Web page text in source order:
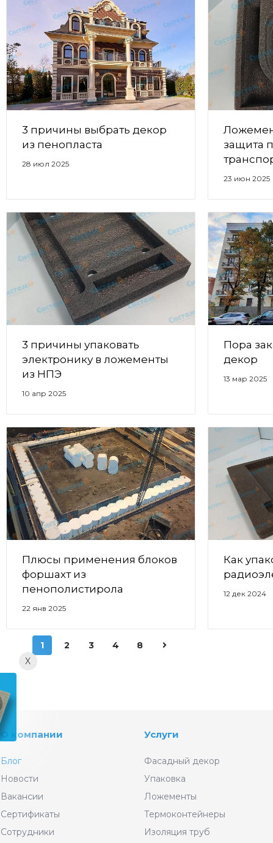
3 причины выбрать декор
из пенопласта
28 июл 2025
защита
23 июн 2025
3 причины упаковать
электронику в ложементы
из НПЭ
10 апр 2025
Пора
декор
13 мар 2025
Плюсы применения блоков
форшахт из
пенополистирола
22 янв 2025
Как
12 дек 2024
1 2 3 4 8
О компании
Блог
Новости
Вакансии
Сертификаты
Сотрудники
Услуги
Фасадный декор
Упаковка
Ложементы
Термоконтейнеры
Изоляция труб
X